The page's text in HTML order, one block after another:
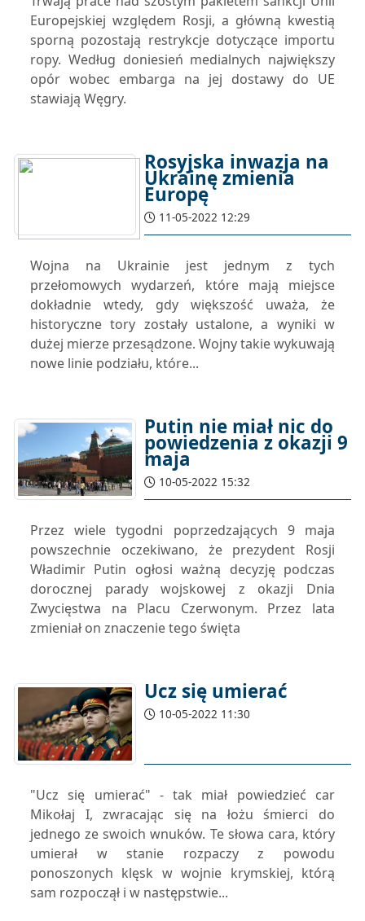
Europejskiej względem Rosji, a główną kwestią
sporną pozostają restrykcje dotyczące importu
ropy. Według doniesień medialnych największy
opór wobec embarga na jej dostawy do UE
stawiają Węgry.
Rosyjska inwazja na
Ukrainę zmienia
Europę
11-05-2022 12:29
Wojna na Ukrainie jest jednym z tych
przełomowych wydarzeń, które mają miejsce
dokładnie wtedy, gdy większość uważa, że
historyczne tory zostały ustalone, a wyniki w
dużej mierze przesądzone. Wojny takie wykuwają
nowe linie podziału, które...
Putin nie miał nic do
powiedzenia z okazji 9
maja
10-05-2022 15:32
Przez wiele tygodni poprzedzających 9 maja
powszechnie oczekiwano, że prezydent Rosji
Władimir Putin ogłosi ważną decyzję podczas
dorocznej parady wojskowej z okazji Dnia
Zwycięstwa na Placu Czerwonym. Przez lata
zmieniał on znaczenie tego święta
Ucz się umierać
10-05-2022 11:30
"Ucz się umierać" - tak miał powiedzieć car
Mikołaj I, zwracając się na łożu śmierci do
jednego ze swoich wnuków. Te słowa cara, który
umierał w stanie rozpaczy z powodu
ponoszonych klęsk w wojnie krymskiej, którą
sam rozpoczął i w następstwie...